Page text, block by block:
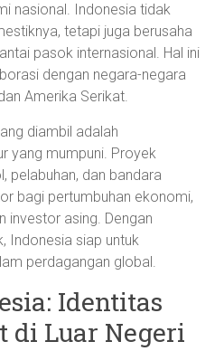
nasional. Indonesia tidak
tetapi juga berusaha
pasok internasional. Hal ini
dengan negara-negara
Amerika Serikat.
diambil adalah
yang mumpuni. Proyek
pelabuhan, dan bandara
bagi pertumbuhan ekonomi,
investor asing. Dengan
Indonesia siap untuk
perdagangan global.
Identitas
di Luar Negeri